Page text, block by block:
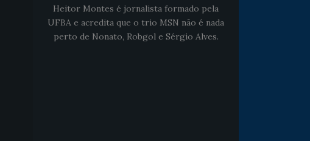
Heitor Montes é jornalista formado pela
UFBA e acredita que o trio MSN não é nada
perto de Nonato, Robgol e Sérgio Alves.